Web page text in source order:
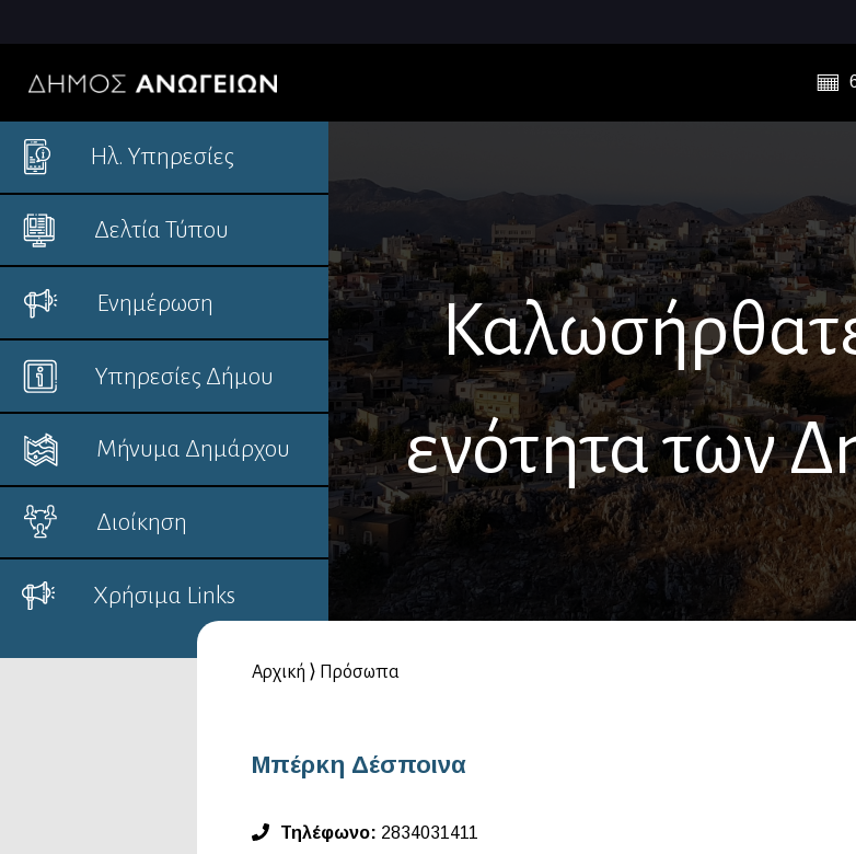
Ηλ. Υπηρεσίες
Δελτία Τύπου
Ενημέρωση
Υπηρεσίες Δήμου
Μήνυμα Δημάρχου
Διοίκηση
Χρήσιμα Links
ενότητα των
Αρχική ⟩ Πρόσωπα
Μπέρκη Δέσποινα
Τηλέφωνο: 2834031411